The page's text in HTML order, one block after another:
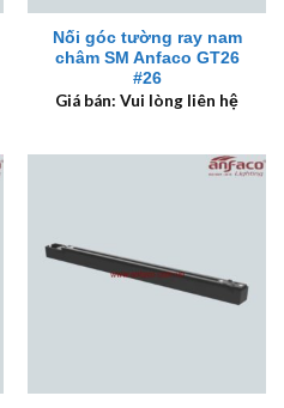
Nối góc tường ray nam
châm SM Anfaco GT26
#26
Giá bán: Vui lòng liên hệ